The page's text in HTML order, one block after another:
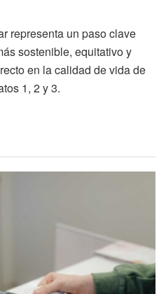
representa un paso clave
sostenible, equitativo y
en la calidad de vida de
1, 2 y 3.